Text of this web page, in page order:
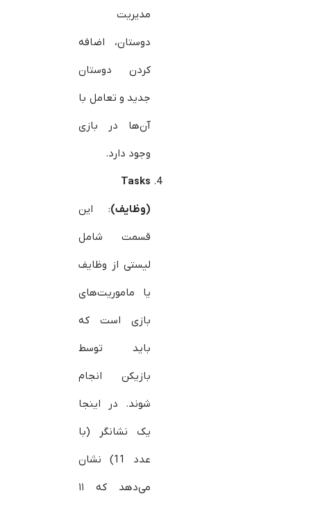
مدیریت
دوستان، اضافه
کردن دوستان
جدید و تعامل با
آن‌ها در بازی
وجود دارد.
Tasks
(وظایف): این
قسمت شامل
لیستی از وظایف
یا ماموریت‌های
بازی است که
باید توسط
بازیکن انجام
شوند. در اینجا
یک نشانگر (با
عدد 11) نشان
می‌دهد که ۱۱